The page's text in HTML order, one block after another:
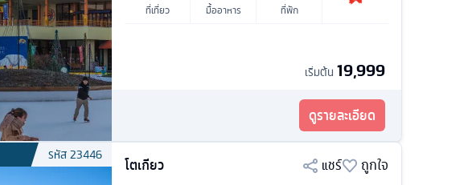
ที่เที่ยว มื้ออาหาร ที่พัก
เริ่มต้น 19,999
ดูรายละเอียด
รหัส23446
โตเกียว แชร์
ถูกใจ